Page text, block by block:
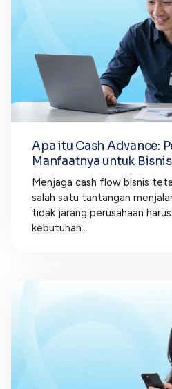
Apa itu Cash Advance:
Manfaatnya untuk Bisnis
Menjaga cash flow bisnis
salah satu tantangan
tidak jarang perusahaan
kebutuhan...